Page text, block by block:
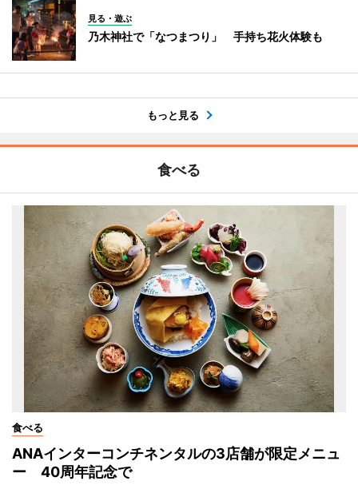
見る・遊ぶ
乃木神社で「なつまつり」 手持ち花火体験も
もっと見る
食べる
食べる
ANAインターコンチネンタルの3店舗が限定メニュ
ー 40周年記念で